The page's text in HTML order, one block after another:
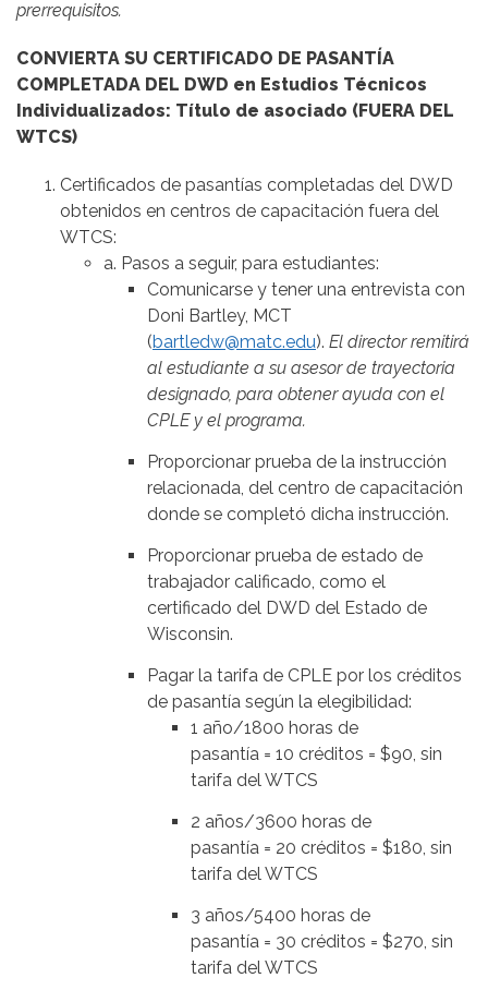
prerrequisitos.
CONVIERTA SU CERTIFICADO DE PASANTÍA
COMPLETADA DEL DWD en Estudios Técnicos
Individualizados: Título de asociado (FUERA DEL
WTCS)
Certificados de pasantías completadas del DWD
obtenidos en centros de capacitación fuera del
WTCS:
a. Pasos a seguir, para estudiantes:
Comunicarse y tener una entrevista con
Doni Bartley, MCT
(bartledw@matc.edu). El director remitirá
al estudiante a su asesor de trayectoria
designado, para obtener ayuda con el
CPLE y el programa.
Proporcionar prueba de la instrucción
relacionada, del centro de capacitación
donde se completó dicha instrucción.
Proporcionar prueba de estado de
trabajador calificado, como el
certificado del DWD del Estado de
Wisconsin.
Pagar la tarifa de CPLE por los créditos
de pasantía según la elegibilidad:
1 año/1800 horas de
pasantía = 10 créditos = $90, sin
tarifa del WTCS
2 años/3600 horas de
pasantía = 20 créditos = $180, sin
tarifa del WTCS
3 años/5400 horas de
pasantía = 30 créditos = $270, sin
tarifa del WTCS